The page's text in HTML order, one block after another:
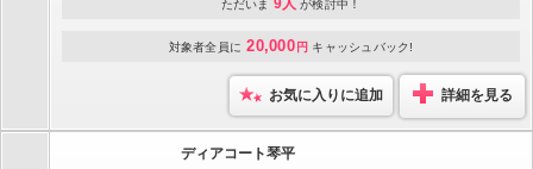
ただいま 9人 が検討中！
対象者全員に 20,000 円 キャッシュバック!
お気に入りに追加 詳細を見る
ディアコート琴平